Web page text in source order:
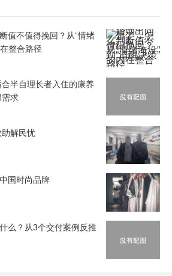
值不值得挽回？从“情绪
整合路径
半自理长者入住的康养
需求
解民忧
国时尚品牌
么？从3个交付案例反推